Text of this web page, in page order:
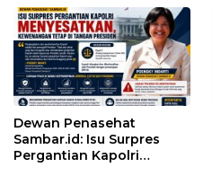
Dewan Penasehat
Sambar.id: Isu Surpres
Pergantian Kapolri